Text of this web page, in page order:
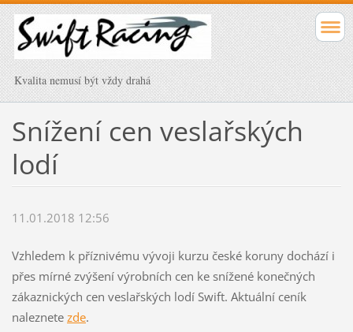
Kvalita nemusí být vždy drahá
Snížení cen veslařských
lodí
11.01.2018 12:56
Vzhledem k příznivému vývoji kurzu české koruny dochází i
přes mírné zvýšení výrobních cen ke snížené konečných
zákaznických cen veslařských lodí Swift. Aktuální ceník
naleznete zde.